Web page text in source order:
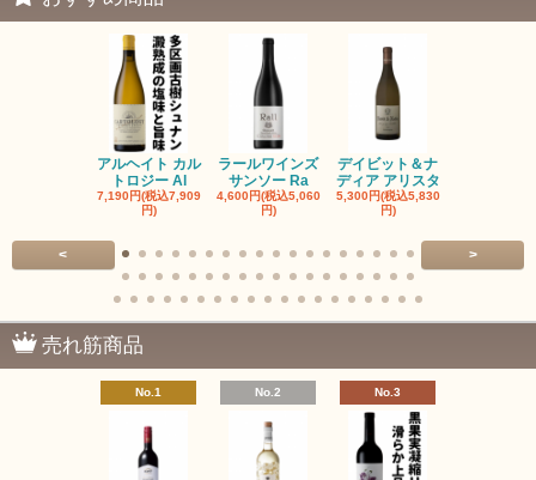
アルヘイト カル
トロジー Al
7,190円(税込7,909
円)
ラールワインズ
サンソー Ra
4,600円(税込5,060
円)
デイビット＆ナ
ディア アリスタ
5,300円(税込5,830
円)
< >
売れ筋商品
No.1 No.2 No.3